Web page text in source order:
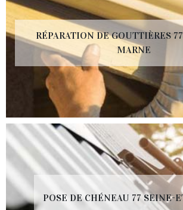
RÉPARATION DE GOUTTIÈRES
MARNE
POSE DE CHÉNEAU 77 SEINE-